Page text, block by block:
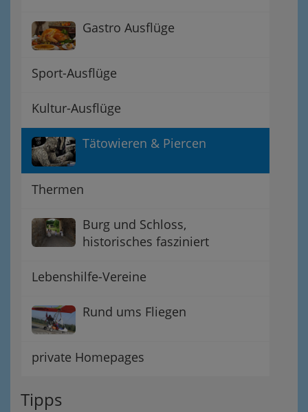
Gastro Ausflüge
Sport-Ausflüge
Kultur-Ausflüge
Tätowieren & Piercen
Thermen
Burg und Schloss,
historisches fasziniert
Lebenshilfe-Vereine
Rund ums Fliegen
private Homepages
Tipps